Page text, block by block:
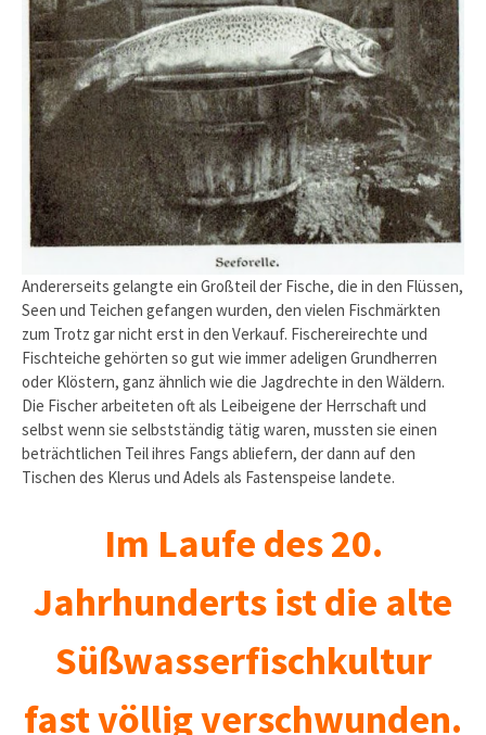
Andererseits gelangte ein Großteil der Fische, die in den Flüs­sen,
Seen und Teichen gefangen wurden, den vielen Fischmärk­ten
zum Trotz gar nicht erst in den Verkauf. Fischereirechte und
Fischteiche gehörten so gut wie immer adeligen Grund­herren
oder Klöstern, ganz ähnlich wie die Jagdrechte in den Wäldern.
Die Fischer arbeiteten oft als Leibeigene der Herr­schaft und
selbst wenn sie selbstständig tätig waren, mussten sie einen
beträchtlichen Teil ihres Fangs abliefern, der dann auf den
Tischen des Klerus und Adels als Fastenspeise landete.
Im Laufe des 20.
Jahrhunderts ist die alte
Süßwasserfischkultur
fast völlig verschwunden.